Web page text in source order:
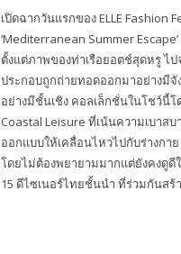
เปิดฉากวันแรกของ ELLE Fashion
‘Mediterranean Summer
ตั้งแต่ภาพของท่าเรือยอตช์สุดหรู ไ
ประกอบถูกถ่ายทอดออกมาอย่างมีจั
อย่างมีชั้นเชิง คอลเล็กชั่นในโชว์นี้โดดเด่นด้วยการตีความสไตล์ Day Time Promenade และ
Coastal Leisure ที่เน้นความเบาส
ออกแบบให้เคลื่อนไหวไปกับร่างกา
โดยไม่ต้องพยายามมากแต่ยังคงดูดีในทุกโมเมนต์ของวัน ค
15 ดีไซเนอร์ไทยชั้นนำ ที่ร่วมกันสร้